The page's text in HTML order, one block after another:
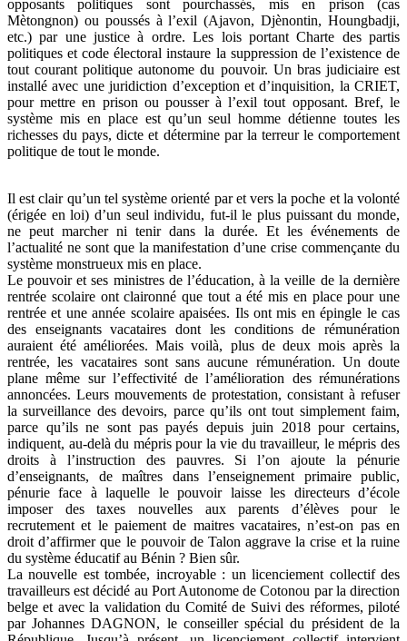
opposants politiques sont pourchassés, mis en prison (cas
Mètongnon) ou poussés à l’exil (Ajavon, Djènontin, Houngbadji,
etc.) par une justice à ordre. Les lois portant Charte des partis
politiques et code électoral instaure la suppression de l’existence de
tout courant politique autonome du pouvoir. Un bras judiciaire est
installé avec une juridiction d’exception et d’inquisition, la CRIET,
pour mettre en prison ou pousser à l’exil tout opposant. Bref, le
système mis en place est qu’un seul homme détienne toutes les
richesses du pays, dicte et détermine par la terreur le comportement
politique de tout le monde.
Il est clair qu’un tel système orienté par et vers la poche et la volonté
(érigée en loi) d’un seul individu, fut-il le plus puissant du monde,
ne peut marcher ni tenir dans la durée. Et les événements de
l’actualité ne sont que la manifestation d’une crise commençante du
système monstrueux mis en place.
Le pouvoir et ses ministres de l’éducation, à la veille de la dernière
rentrée scolaire ont claironné que tout a été mis en place pour une
rentrée et une année scolaire apaisées. Ils ont mis en épingle le cas
des enseignants vacataires dont les conditions de rémunération
auraient été améliorées. Mais voilà, plus de deux mois après la
rentrée, les vacataires sont sans aucune rémunération. Un doute
plane même sur l’effectivité de l’amélioration des rémunérations
annoncées. Leurs mouvements de protestation, consistant à refuser
la surveillance des devoirs, parce qu’ils ont tout simplement faim,
parce qu’ils ne sont pas payés depuis juin 2018 pour certains,
indiquent, au-delà du mépris pour la vie du travailleur, le mépris des
droits à l’instruction des pauvres. Si l’on ajoute la pénurie
d’enseignants, de maîtres dans l’enseignement primaire public,
pénurie face à laquelle le pouvoir laisse les directeurs d’école
imposer des taxes nouvelles aux parents d’élèves pour le
recrutement et le paiement de maitres vacataires, n’est-on pas en
droit d’affirmer que le pouvoir de Talon aggrave la crise et la ruine
du système éducatif au Bénin ? Bien sûr.
La nouvelle est tombée, incroyable : un licenciement collectif des
travailleurs est décidé au Port Autonome de Cotonou par la direction
belge et avec la validation du Comité de Suivi des réformes, piloté
par Johannes DAGNON, le conseiller spécial du président de la